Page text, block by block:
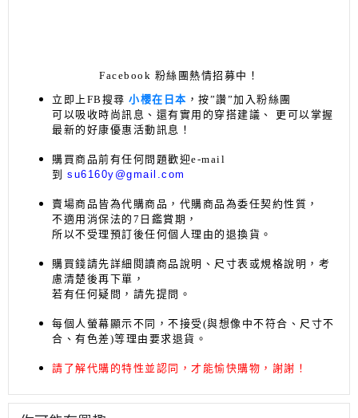
Facebook 粉絲團熱情招募中！
立即上FB搜尋 小櫻在日本 ，按”讚”加入粉絲團
可以吸收時尚訊息、還有實用的穿搭建議、 更可以掌握
最新的好康優惠活動訊息 ！
購買商品前有任何問題歡迎e-mail
到 su6160y@gmail.com
賣場商品皆為代購商品，代購商品為委任契約性質，
不適用消保法的7日鑑賞期，
所以不受理預訂後任何個人理由的退換貨。
購買錢請先詳細閱讀商品說明、尺寸表或規格說明，考
慮清楚後再下單 ，
若有任何疑問，請先提問。
每個人螢幕顯示不同，不接受(與想像中不符合、尺寸不
合、有色差)等理由要求退貨。
請了解代購的特性並認同，才能愉快購物，謝謝！